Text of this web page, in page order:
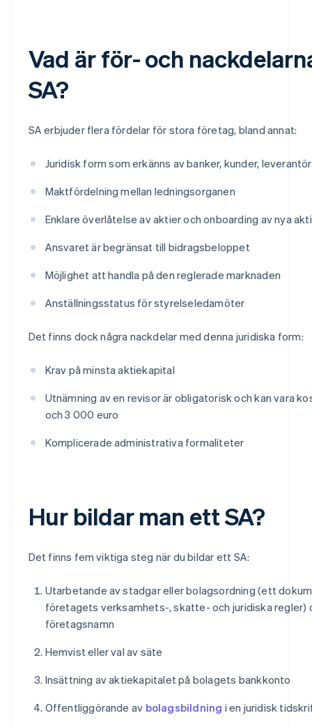
Vad är för- och
SA?
SA erbjuder flera fördelar för stora företag, bland annat:
Juridisk form som erkänns av banker, kunder,
Maktfördelning mellan ledningsorganen
Enklare överlåtelse av aktier och onboarding av nya
Ansvaret är begränsat till bidragsbeloppet
Möjlighet att handla på den reglerade marknaden
Anställningsstatus för styrelseledamöter
Det finns dock några nackdelar med denna juridiska form:
Krav på minsta aktiekapital
Utnämning av en revisor är obligatorisk och kan vara
och 3 000 euro
Komplicerade administrativa formaliteter
Hur bildar man ett SA?
Det finns fem viktiga steg när du bildar ett SA:
Utarbetande av stadgar eller bolagsordning (ett
företagets verksamhets-, skatte- och juridiska regler)
företagsnamn
Hemvist eller val av säte
Insättning av aktiekapitalet på bolagets bankkonto
Offentliggörande av bolagsbildning i en juridisk